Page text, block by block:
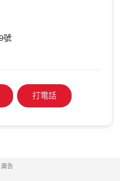
號
打電話
廣告